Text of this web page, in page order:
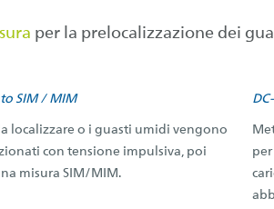
per la prelocalizzazione dei
SIM / MIM
localizzare o i guasti umidi vengono
con tensione impulsiva, poi
misura SIM/MIM.